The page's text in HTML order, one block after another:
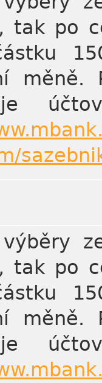
tak po
měně.
výběry
tak po
měně.